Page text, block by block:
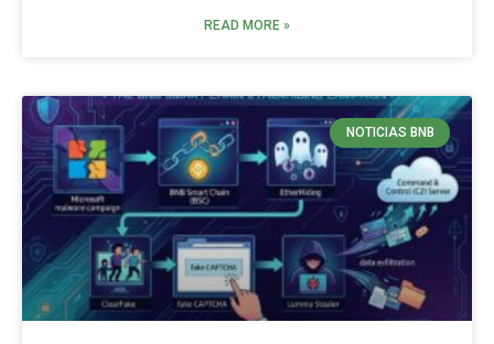
READ MORE »
NOTICIAS BNB